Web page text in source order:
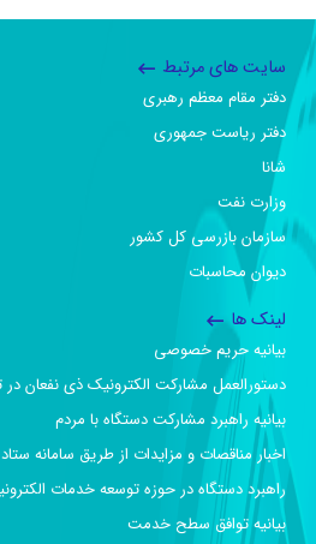
سایت های مرتبط
دفتر مقام معظم رهبری
دفتر ریاست جمهوری
شانا
وزارت نفت
سازمان بازرسی کل کشور
دیوان محاسبات
لینک ها
بیانیه حریم خصوصی
دستورالعمل مشارکت الکترونیک ذی نفعان در
بیانیه راهبرد مشارکت دستگاه با مردم
اخبار مناقصات و مزایدات از طریق سامانه ستاد
راهبرد دستگاه در حوزه توسعه خدمات
بیانیه توافق سطح خدمت